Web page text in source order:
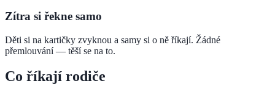
Zítra si řekne samo
Děti si na kartičky zvyknou a samy si o ně říkají. Žádné
přemlouvání — těší se na to.
Co říkají rodiče